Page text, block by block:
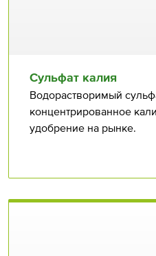
Сульфат калия
Водорастворимый
концентрированное
удобрение на рынке.